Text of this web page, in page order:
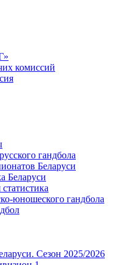
комиссий
гандбола
Беларуси
Беларуси
юношеского гандбола
Сезон 2025/2026